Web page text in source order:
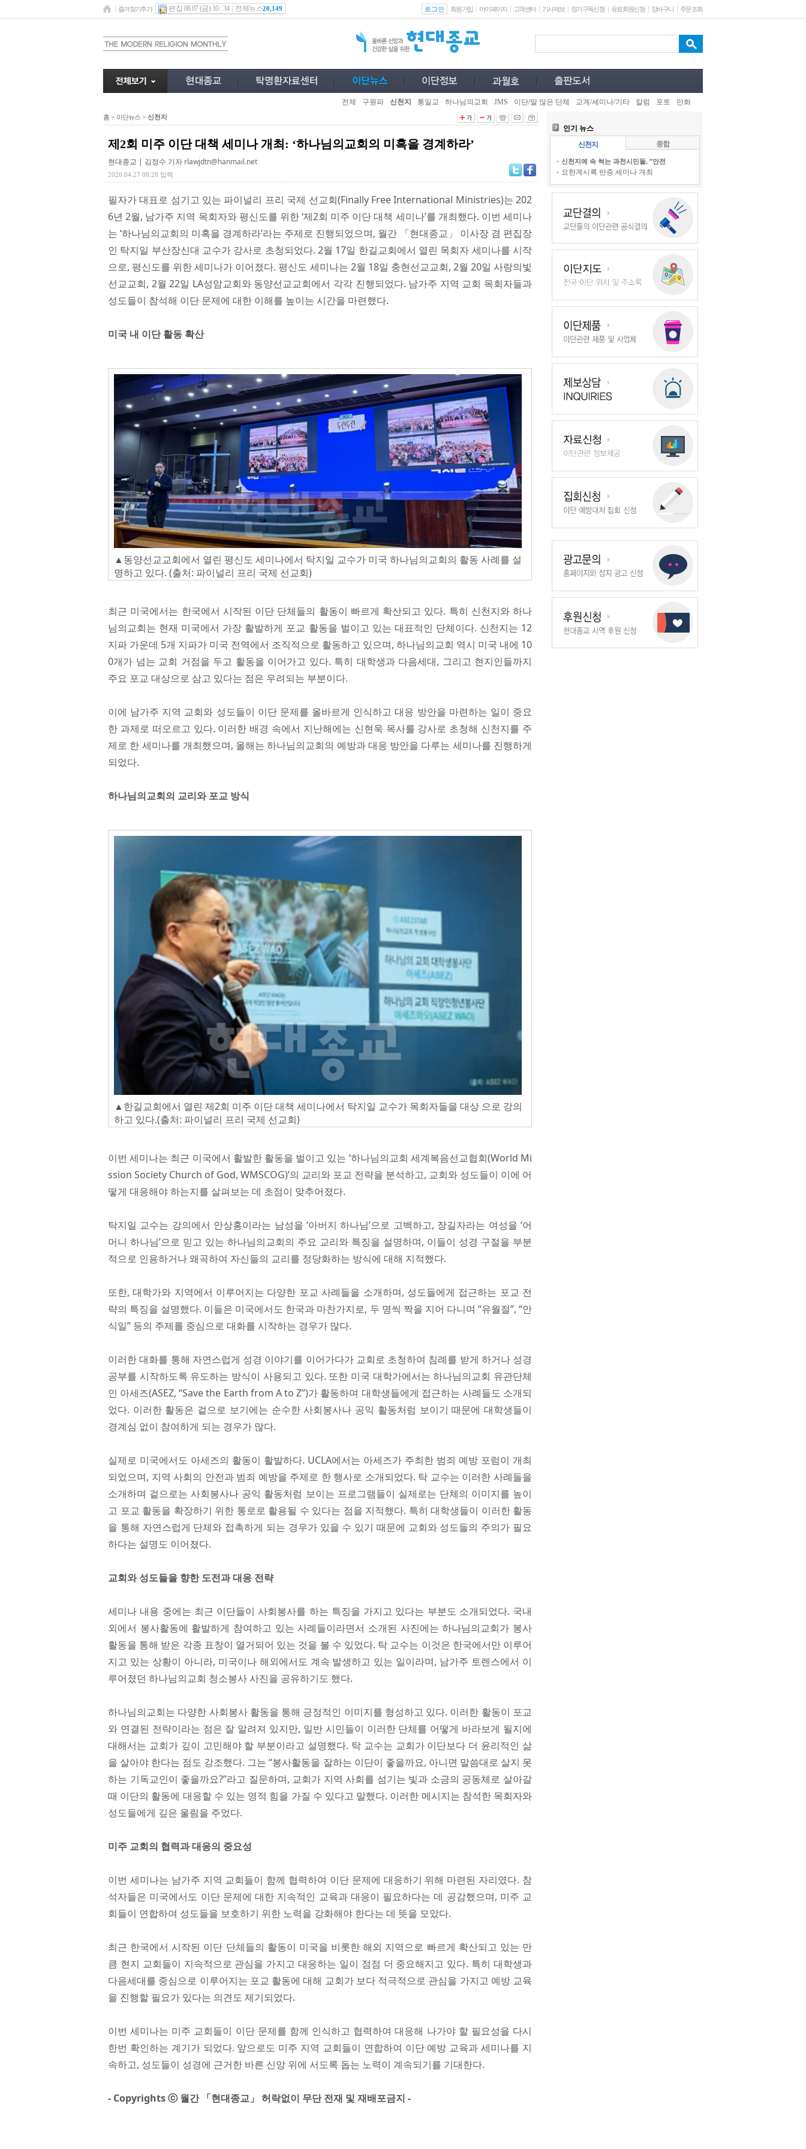
즐겨찾기추가 편집 08.07 (금) 10 : 34 전체뉴스20,149 로그인 회원가입 마이페이지 고객센터 기사제보 정기구독신청 유료회원신청 장바구니 주문조회
전체 구원파 신천지 통일교 하나님의교회 JMS 이단/말 많은 단체 교계/세미나/기타 칼럼 포토 만화
홈 > 이단뉴스 > 신천지
제2회 미주 이단 대책 세미나 개최: ‘하나님의교회의 미혹을 경계하라’
현대종교 | 김정수 기자 rlawjdtn@hanmail.net
2026.04.27 08:28 입력
필자가 대표로 섬기고 있는 파이널리 프리 국제 선교회(Finally Free International Ministries)는 202
6년 2월, 남가주 지역 목회자와 평신도를 위한 ‘제2회 미주 이단 대책 세미나’를 개최했다. 이번 세미나
는 ‘하나님의교회의 미혹을 경계하라’라는 주제로 진행되었으며, 월간 「현대종교」 이사장 겸 편집장
인 탁지일 부산장신대 교수가 강사로 초청되었다. 2월 17일 한길교회에서 열린 목회자 세미나를 시작
으로, 평신도를 위한 세미나가 이어졌다. 평신도 세미나는 2월 18일 충현선교교회, 2월 20일 사랑의빛
선교교회, 2월 22일 LA성암교회와 동양선교교회에서 각각 진행되었다. 남가주 지역 교회 목회자들과
성도들이 참석해 이단 문제에 대한 이해를 높이는 시간을 마련했다.
미국 내 이단 활동 확산
▲동양선교교회에서 열린 평신도 세미나에서 탁지일 교수가 미국 하나님의교회의 활동 사례를 설
명하고 있다. (출처: 파이널리 프리 국제 선교회)
최근 미국에서는 한국에서 시작된 이단 단체들의 활동이 빠르게 확산되고 있다. 특히 신천지와 하나
님의교회는 현재 미국에서 가장 활발하게 포교 활동을 벌이고 있는 대표적인 단체이다. 신천지는 12
지파 가운데 5개 지파가 미국 전역에서 조직적으로 활동하고 있으며, 하나님의교회 역시 미국 내에 10
0개가 넘는 교회 거점을 두고 활동을 이어가고 있다. 특히 대학생과 다음세대, 그리고 현지인들까지
주요 포교 대상으로 삼고 있다는 점은 우려되는 부분이다.
이에 남가주 지역 교회와 성도들이 이단 문제를 올바르게 인식하고 대응 방안을 마련하는 일이 중요
한 과제로 떠오르고 있다. 이러한 배경 속에서 지난해에는 신현욱 목사를 강사로 초청해 신천지를 주
제로 한 세미나를 개최했으며, 올해는 하나님의교회의 예방과 대응 방안을 다루는 세미나를 진행하게
되었다.
하나님의교회의 교리와 포교 방식
▲한길교회에서 열린 제2회 미주 이단 대책 세미나에서 탁지일 교수가 목회자들을 대상 으로 강의
하고 있다.(출처: 파이널리 프리 국제 선교회)
이번 세미나는 최근 미국에서 활발한 활동을 벌이고 있는 ‘하나님의교회 세계복음선교협회(World Mi
ssion Society Church of God, WMSCOG)’의 교리와 포교 전략을 분석하고, 교회와 성도들이 이에 어
떻게 대응해야 하는지를 살펴보는 데 초점이 맞추어졌다.
탁지일 교수는 강의에서 안상홍이라는 남성을 ‘아버지 하나님’으로 고백하고, 장길자라는 여성을 ‘어
머니 하나님’으로 믿고 있는 하나님의교회의 주요 교리와 특징을 설명하며, 이들이 성경 구절을 부분
적으로 인용하거나 왜곡하여 자신들의 교리를 정당화하는 방식에 대해 지적했다.
또한, 대학가와 지역에서 이루어지는 다양한 포교 사례들을 소개하며, 성도들에게 접근하는 포교 전
략의 특징을 설명했다. 이들은 미국에서도 한국과 마찬가지로, 두 명씩 짝을 지어 다니며 “유월절”, “안
식일” 등의 주제를 중심으로 대화를 시작하는 경우가 많다.
이러한 대화를 통해 자연스럽게 성경 이야기를 이어가다가 교회로 초청하여 침례를 받게 하거나 성경
공부를 시작하도록 유도하는 방식이 사용되고 있다. 또한 미국 대학가에서는 하나님의교회 유관단체
인 아세즈(ASEZ, “Save the Earth from A to Z”)가 활동하며 대학생들에게 접근하는 사례들도 소개되
었다. 이러한 활동은 겉으로 보기에는 순수한 사회봉사나 공익 활동처럼 보이기 때문에 대학생들이
경계심 없이 참여하게 되는 경우가 많다.
실제로 미국에서도 아세즈의 활동이 활발하다. UCLA에서는 아세즈가 주최한 범죄 예방 포럼이 개최
되었으며, 지역 사회의 안전과 범죄 예방을 주제로 한 행사로 소개되었다. 탁 교수는 이러한 사례들을
소개하며 겉으로는 사회봉사나 공익 활동처럼 보이는 프로그램들이 실제로는 단체의 이미지를 높이
고 포교 활동을 확장하기 위한 통로로 활용될 수 있다는 점을 지적했다. 특히 대학생들이 이러한 활동
을 통해 자연스럽게 단체와 접촉하게 되는 경우가 있을 수 있기 때문에 교회와 성도들의 주의가 필요
하다는 설명도 이어졌다.
교회와 성도들을 향한 도전과 대응 전략
세미나 내용 중에는 최근 이단들이 사회봉사를 하는 특징을 가지고 있다는 부분도 소개되었다. 국내
외에서 봉사활동에 활발하게 참여하고 있는 사례들이라면서 소개된 사진에는 하나님의교회가 봉사
활동을 통해 받은 각종 표창이 열거되어 있는 것을 볼 수 있었다. 탁 교수는 이것은 한국에서만 이루어
지고 있는 상황이 아니라, 미국이나 해외에서도 계속 발생하고 있는 일이라며, 남가주 토렌스에서 이
루어졌던 하나님의교회 청소봉사 사진을 공유하기도 했다.
하나님의교회는 다양한 사회봉사 활동을 통해 긍정적인 이미지를 형성하고 있다. 이러한 활동이 포교
와 연결된 전략이라는 점은 잘 알려져 있지만, 일반 시민들이 이러한 단체를 어떻게 바라보게 될지에
대해서는 교회가 깊이 고민해야 할 부분이라고 설명했다. 탁 교수는 교회가 이단보다 더 윤리적인 삶
을 살아야 한다는 점도 강조했다. 그는 “봉사활동을 잘하는 이단이 좋을까요, 아니면 말씀대로 살지 못
하는 기독교인이 좋을까요?”라고 질문하며, 교회가 지역 사회를 섬기는 빛과 소금의 공동체로 살아갈
때 이단의 활동에 대응할 수 있는 영적 힘을 가질 수 있다고 말했다. 이러한 메시지는 참석한 목회자와
성도들에게 깊은 울림을 주었다.
미주 교회의 협력과 대응의 중요성
이번 세미나는 남가주 지역 교회들이 함께 협력하여 이단 문제에 대응하기 위해 마련된 자리였다. 참
석자들은 미국에서도 이단 문제에 대한 지속적인 교육과 대응이 필요하다는 데 공감했으며, 미주 교
회들이 연합하여 성도들을 보호하기 위한 노력을 강화해야 한다는 데 뜻을 모았다.
최근 한국에서 시작된 이단 단체들의 활동이 미국을 비롯한 해외 지역으로 빠르게 확산되고 있는 만
큼 현지 교회들이 지속적으로 관심을 가지고 대응하는 일이 점점 더 중요해지고 있다. 특히 대학생과
다음세대를 중심으로 이루어지는 포교 활동에 대해 교회가 보다 적극적으로 관심을 가지고 예방 교육
을 진행할 필요가 있다는 의견도 제기되었다.
이번 세미나는 미주 교회들이 이단 문제를 함께 인식하고 협력하여 대응해 나가야 할 필요성을 다시
한번 확인하는 계기가 되었다. 앞으로도 미주 지역 교회들이 연합하여 이단 예방 교육과 세미나를 지
속하고, 성도들이 성경에 근거한 바른 신앙 위에 서도록 돕는 노력이 계속되기를 기대한다.
- Copyrights ⓒ 월간 「현대종교」 허락없이 무단 전재 및 재배포금지 -​​
인기 뉴스
신천지
종합
신천지에 속 썩는 과천시민들, “안전
요한계시록 반증 세미나 개최